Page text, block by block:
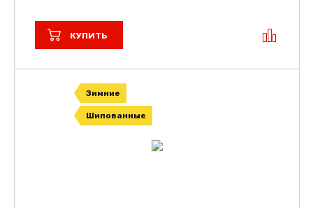
КУПИТЬ
Зимние
Шипованные